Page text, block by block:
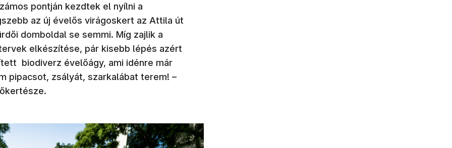
pontján kezdtek el nyílni a
az új évelős virágoskert az Attila út
domboldal se semmi. Míg zajlik a
elkészítése, pár kisebb lépés azért
biodiverz évelőágy, ami idénre már
pipacsot, zsályát, szarkalábat terem! –